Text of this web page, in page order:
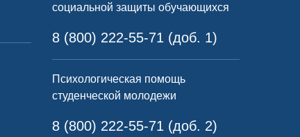
социальной защиты обучающихся
8 (800) 222-55-71 (доб. 1)
Психологическая помощь
студенческой молодежи
8 (800) 222-55-71 (доб. 2)